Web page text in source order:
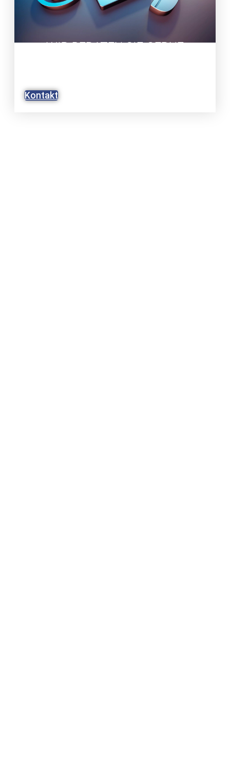
WIR BERATEN SIE GERNE
Kontakt